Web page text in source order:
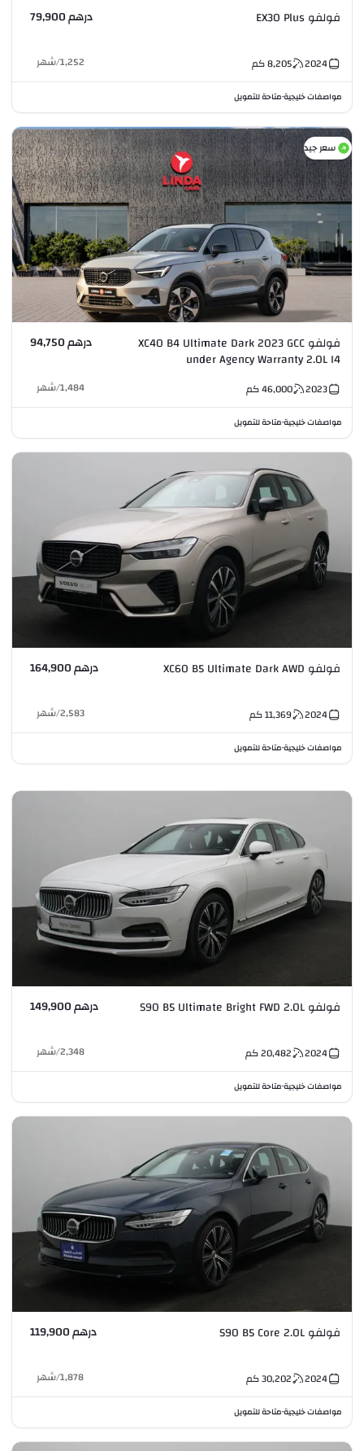
فولفو EX30 Plus درهم 79,900
2024
8,205كم 1,252
/شهر
مواصفات خليجية•متاحة للتمويل
سعر جيد
فولفو XC40 B4 Ultimate Dark 2023 GCC
under Agency Warranty 2.0L I4
درهم 94,750
2023
46,000كم 1,484
/شهر
مواصفات خليجية•متاحة للتمويل
فولفو XC60 B5 Ultimate Dark AWD درهم 164,900
2024
11,369كم 2,583
/شهر
مواصفات خليجية•متاحة للتمويل
فولفو S90 B5 Ultimate Bright FWD 2.0L درهم 149,900
2024
20,482كم 2,348
/شهر
مواصفات خليجية•متاحة للتمويل
فولفو S90 B5 Core 2.0L درهم 119,900
2024
30,202كم 1,878
/شهر
مواصفات خليجية•متاحة للتمويل